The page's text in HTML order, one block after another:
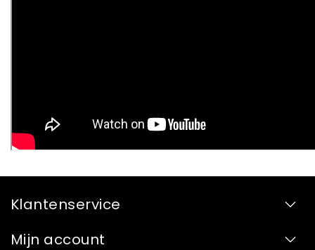
Klantenservice
Mijn account